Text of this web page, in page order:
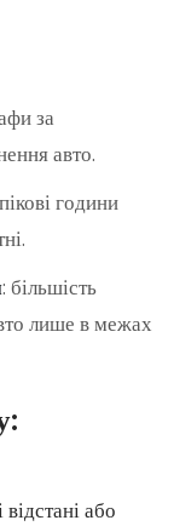
за
авто.
години
: більшість
лише в межах
або